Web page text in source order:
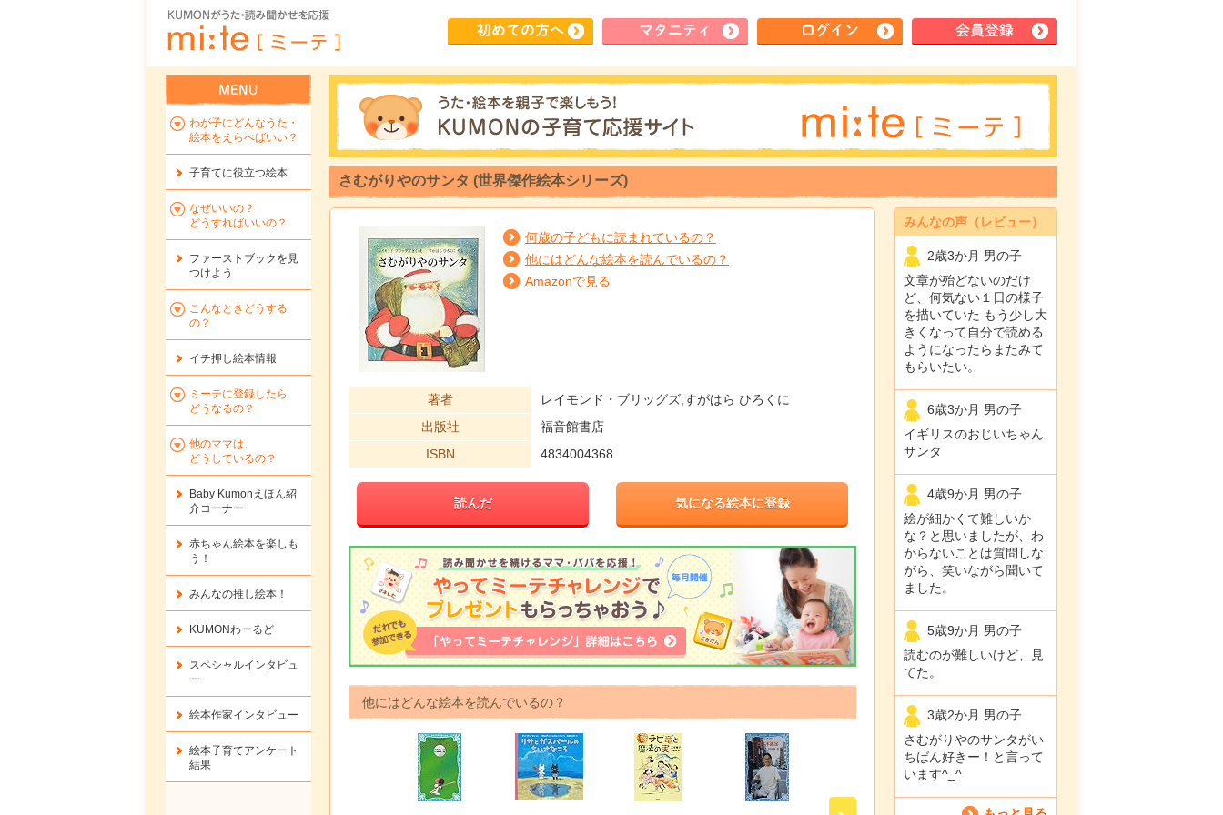
初めての方へ マタ ニティ ログイン 会員登録
さむがりやのサンタ (世界傑作絵本シリーズ)
みんなの声（レビュー）
2歳3か月 男の子
文章が殆どないのだけ
ど、何気ない１日の様子
を描いていた もう少し大
きくなって自分で読める
ようになったらまたみて
もらいたい。
6歳3か月 男の子
イギリスのおじいちゃん
サンタ
4歳9か月 男の子
絵が細かくて難しいか
な？と思いましたが、わ
からないことは質問しな
がら、笑いながら聞いて
ました。
5歳9か月 男の子
読むのが難しいけど、見
てた。
3歳2か月 男の子
さむがりやのサンタがい
ちばん好きー！と言って
います^_^
何歳の子どもに読まれているの？
他にはどんな絵本を読んでいるの？
Amazonで見る
著者
レイモンド・ブリッグズ,すがはら ひろくに
出版社
福音館書店
ISBN
4834004368
読んだ 気になる絵本に登録
他にはどんな絵本を読んでいるの？
わが子にどんなうた・
絵本をえらべばいい？
子育てに役立つ絵本
なぜいいの？
どうすればいいの？
ファーストブックを 見
つけよう
こんなときどうする
の？
イチ押し絵本情報
ミーテに登録したら
どうなるの？
他のママは
どうしているの？
Baby Kumonえほん紹
介コーナー
赤ちゃん絵本を楽しも
う！
みんなの推し絵本！
KUMONわーるど
スペシャルインタビュ
ー
絵本作家インタビュー
絵本子育てアンケート
結果